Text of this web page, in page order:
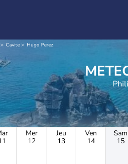
Cavite Hugo Perez
Mer
12
Jeu
13
Ven
14
Sam
15